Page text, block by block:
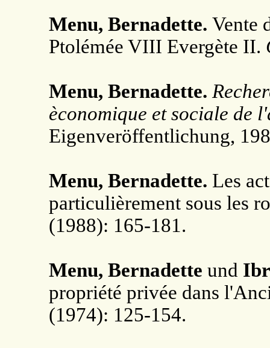
Menu, Bernadette. Vente
Ptolémée VIII Evergète II.
Menu, Bernadette.
èconomique et sociale de
Eigenveröffentlichung,
Menu, Bernadette. Les
particulièrement sous les
(1988): 165-181.
Menu, Bernadette und
propriété privée dans
(1974): 125-154.